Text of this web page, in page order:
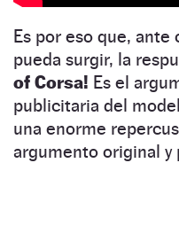
Es por eso que,
pueda surgir, la
of Corsa! Es el
publicitaria del
una enorme
argumento original y